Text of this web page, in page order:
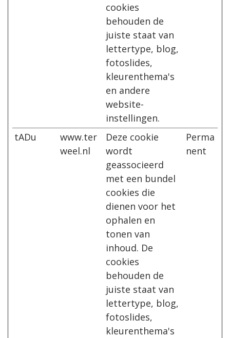
cookies
behouden de
juiste staat van
lettertype, blog,
fotoslides,
kleurenthema's
en andere
website-
instellingen.
tADu
www.ter
weel.nl
Deze cookie
wordt
geassocieerd
met een bundel
cookies die
dienen voor het
ophalen en
tonen van
inhoud. De
cookies
behouden de
juiste staat van
lettertype, blog,
fotoslides,
kleurenthema's
Perma
nent